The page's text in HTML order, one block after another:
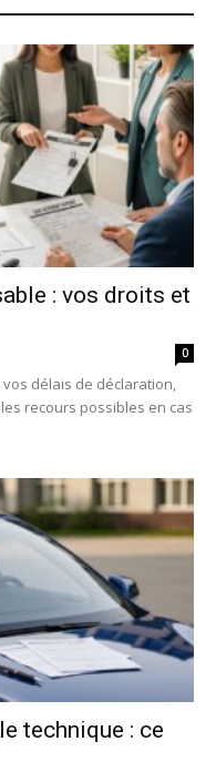
: vos droits et
0
délais de déclaration,
recours possibles en cas
technique : ce